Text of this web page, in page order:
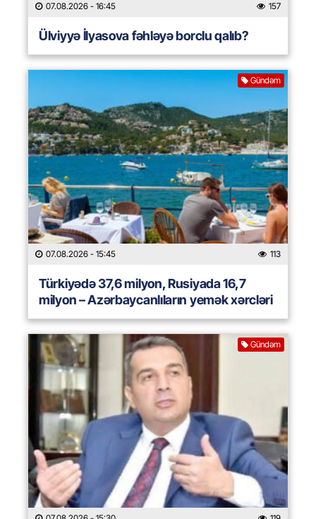
07.08.2026 - 16:45 157
Ülviyyə İlyasova fəhləyə borclu qalıb?
Gündəm
07.08.2026 - 15:45 113
Türkiyədə 37,6 milyon, Rusiyada 16,7
milyon – Azərbaycanlıların yemək xərcləri
Gündəm